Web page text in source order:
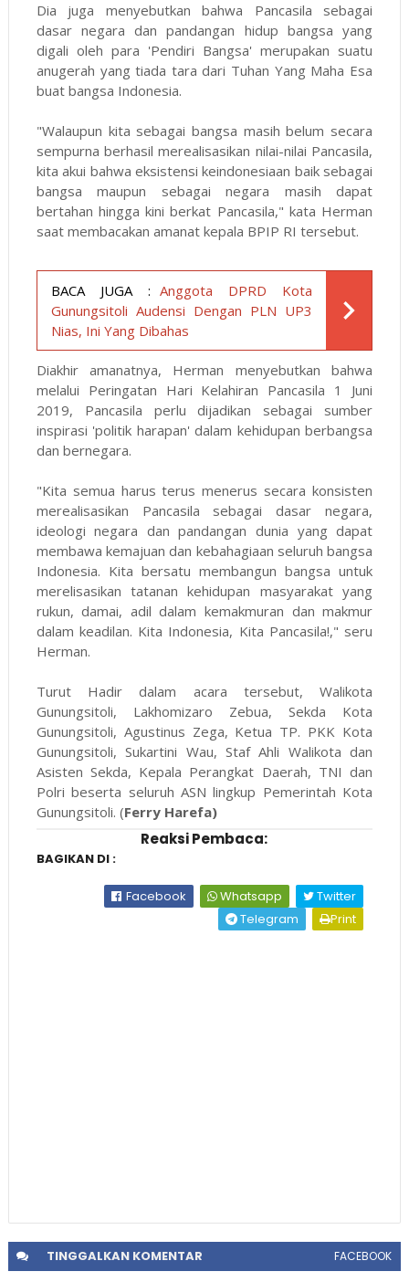
Dia juga menyebutkan bahwa Pancasila sebagai
dasar negara dan pandangan hidup bangsa yang
digali oleh para 'Pendiri Bangsa' merupakan suatu
anugerah yang tiada tara dari Tuhan Yang Maha Esa
buat bangsa Indonesia.
"Walaupun kita sebagai bangsa masih belum secara
sempurna berhasil merealisasikan nilai-nilai Pancasila,
kita akui bahwa eksistensi keindonesiaan baik sebagai
bangsa maupun sebagai negara masih dapat
bertahan hingga kini berkat Pancasila," kata Herman
saat membacakan amanat kepala BPIP RI tersebut.
BACA JUGA : Anggota DPRD Kota
Gunungsitoli Audensi Dengan PLN UP3
Nias, Ini Yang Dibahas
Diakhir amanatnya, Herman menyebutkan bahwa
melalui Peringatan Hari Kelahiran Pancasila 1 Juni
2019, Pancasila perlu dijadikan sebagai sumber
inspirasi 'politik harapan' dalam kehidupan berbangsa
dan bernegara.
"Kita semua harus terus menerus secara konsisten
merealisasikan Pancasila sebagai dasar negara,
ideologi negara dan pandangan dunia yang dapat
membawa kemajuan dan kebahagiaan seluruh bangsa
Indonesia. Kita bersatu membangun bangsa untuk
merelisasikan tatanan kehidupan masyarakat yang
rukun, damai, adil dalam kemakmuran dan makmur
dalam keadilan. Kita Indonesia, Kita Pancasila!," seru
Herman.
Turut Hadir dalam acara tersebut, Walikota
Gunungsitoli, Lakhomizaro Zebua, Sekda Kota
Gunungsitoli, Agustinus Zega, Ketua TP. PKK Kota
Gunungsitoli, Sukartini Wau, Staf Ahli Walikota dan
Asisten Sekda, Kepala Perangkat Daerah, TNI dan
Polri beserta seluruh ASN lingkup Pemerintah Kota
Gunungsitoli. (Ferry Harefa)
Reaksi Pembaca:
BAGIKAN DI :
Facebook Whatsapp
Twitter
Telegram
Print
TINGGALKANKOMENTAR FACEBOOK